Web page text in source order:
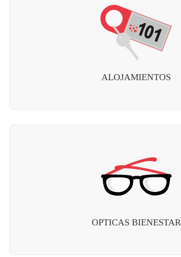
ALOJAMIENTOS
OPTICAS BIENESTAR